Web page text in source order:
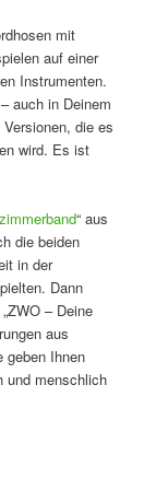
mit
auf einer
Instrumenten.
auch in Deinem
die es
wird. Es ist
“ aus
die beiden
in der
Dann
– Deine
aus
geben Ihnen
und menschlich